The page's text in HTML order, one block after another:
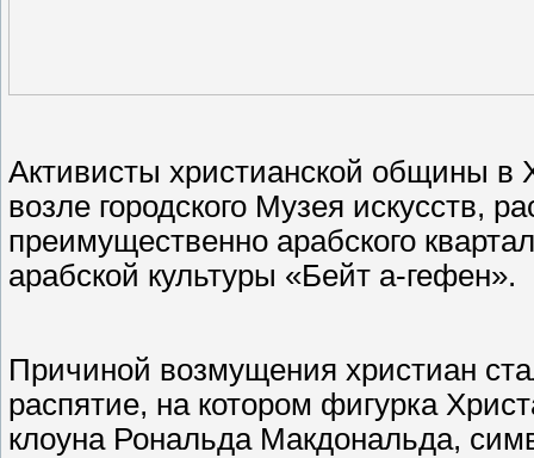
Активисты христианской общины
возле городского Музея искусств,
преимущественно арабского
арабской культуры «Бейт а-гефен».
Причиной возмущения христиан
распятие, на котором фигурка
клоуна Рональда Макдональда,